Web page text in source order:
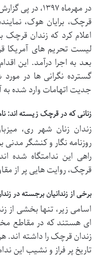
در مهرماه
قرچک، برایان هوک،
اعلام کرد که زندان
لیست تحریم های آمریکا
بعد به اجرا درآمد. این
گسترده نگرانی ها در مورد
جدیت اتهامات وارد شده به
زنانی که در قرچک زیسته اند:
زندان زنان شهر ری،
روزنامه نگار و کنشگر
راهی این ندامتگاه شده
قرچک، روایت هایی پر از
برخی از زندانیان برجسته در
اسامی زیر، تنها بخشی از
ای هستند که در مقاطع
زندان قرچک را داشته اند.
تاریخ پر فراز و نشیب این